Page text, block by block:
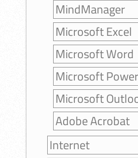
MindManager
Microsoft Excel
Microsoft Word
Microsoft
Microsoft
Adobe Acrobat
Internet